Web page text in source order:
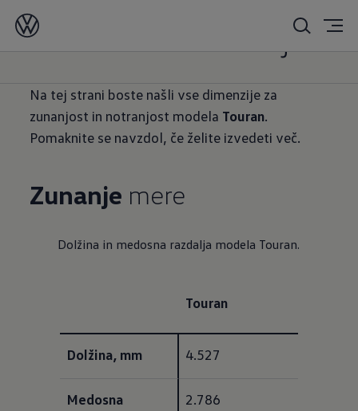
dimenzije
Na tej strani boste našli vse dimenzije za
zunanjost in notranjost modela Touran.
Pomaknite se navzdol, če želite izvedeti več.
Zunanje mere
Dolžina in medosna razdalja modela Touran.
Touran
Dolžina, mm 4.527
Medosna
2.786